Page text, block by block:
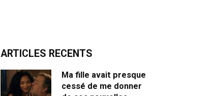
ARTICLES RECENTS
Ma fille avait presque
cessé de me donner